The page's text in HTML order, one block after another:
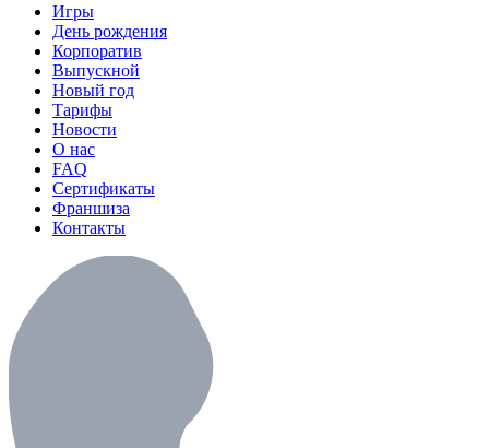
Игры
День рождения
Корпоратив
Выпускной
Новый год
Тарифы
Новости
О нас
FAQ
Сертификаты
Франшиза
Контакты